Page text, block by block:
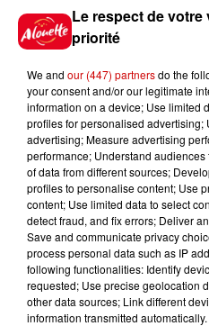
Gagnez
festival
Le Duel -
pour l'un
régions !
votre
de la...
Le respect de votre
priorité
We and our (447) partnersdo the
your consent and/or our legitimate
information on a device; Use limited
profiles for personalised
advertising; Measure advertising
performance; Understand
of data from different sources;
profiles to personalise content; Use
content; Use limited data to select
detect fraud, and fix errors; Deliver
Save and communicate privacy
process personal data such as IP
following functionalities: Identify
requested; Use precise geolocation
other data sources; Link different
information transmitted automatically.